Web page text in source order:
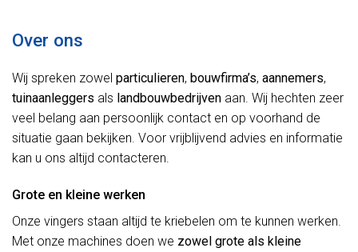
Over ons
Wij spreken zowel particulieren, bouwfirma’s, aannemers,
tuinaanleggers als landbouwbedrijven aan. Wij hechten zeer
veel belang aan persoonlijk contact en op voorhand de
situatie gaan bekijken. Voor vrijblijvend advies en informatie
kan u ons altijd contacteren.
Grote en kleine werken
Onze vingers staan altijd te kriebelen om te kunnen werken.
Met onze machines doen we zowel grote als kleine